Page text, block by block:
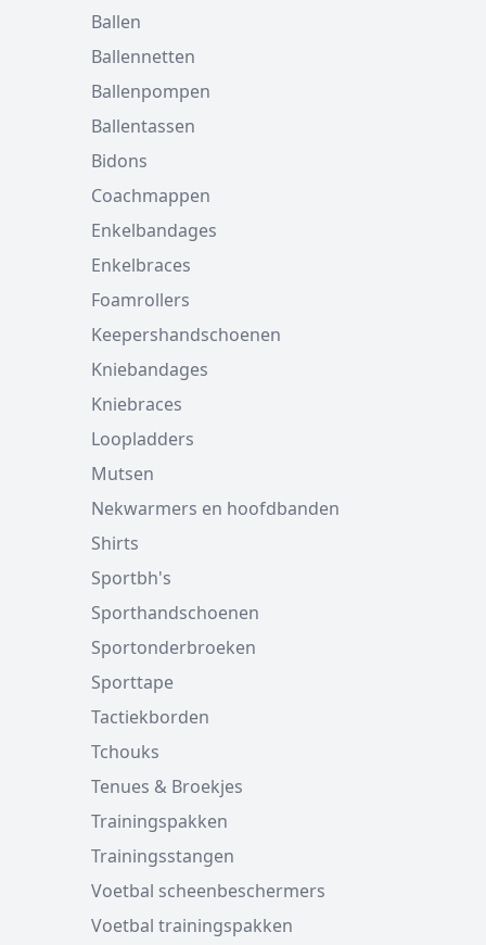
Ballen
Ballennetten
Ballenpompen
Ballentassen
Bidons
Coachmappen
Enkelbandages
Enkelbraces
Foamrollers
Keepershandschoenen
Kniebandages
Kniebraces
Loopladders
Mutsen
Nekwarmers en hoofdbanden
Shirts
Sportbh's
Sporthandschoenen
Sportonderbroeken
Sporttape
Tactiekborden
Tchouks
Tenues & Broekjes
Trainingspakken
Trainingsstangen
Voetbal scheenbeschermers
Voetbal trainingspakken